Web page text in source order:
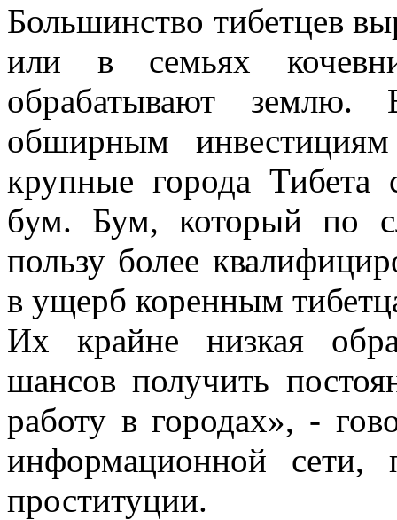
Большинство тибетцев
или в семьях
обрабатывают
обширным инвестициям
крупные города Тибета
бум. Бум, который по
пользу более
в ущерб коренным
Их крайне низкая
шансов получить
работу в городах», -
информационной сети,
проституции.